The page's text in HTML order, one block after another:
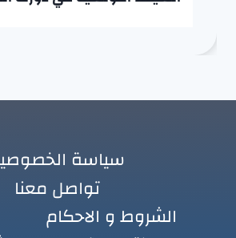
سياسة
تواصل معنا
الشروط و الاحكام